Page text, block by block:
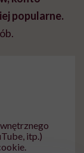
popularne.
itp.)